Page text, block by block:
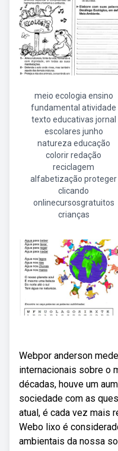
meio ecologia ensino
fundamental atividade
texto educativas jornal
escolares junho
natureza educação
colorir redação
reciclagem
alfabetização proteger
clicando
onlinecursosgratuitos
crianças
Webpor anderson
internacionais sobre o
décadas, houve um
sociedade com as
atual, é cada vez mais
Webo lixo é
ambientais da nossa